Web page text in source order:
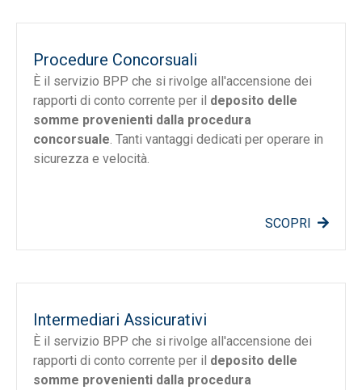
Procedure Concorsuali
È il servizio BPP che si rivolge all'accensione dei
rapporti di conto corrente per il deposito delle
somme provenienti dalla procedura
concorsuale . Tanti vantaggi dedicati per operare in
sicurezza e velocità.
SCOPRI
Intermediari Assicurativi
È il servizio BPP che si rivolge all'accensione dei
rapporti di conto corrente per il deposito delle
somme provenienti dalla procedura